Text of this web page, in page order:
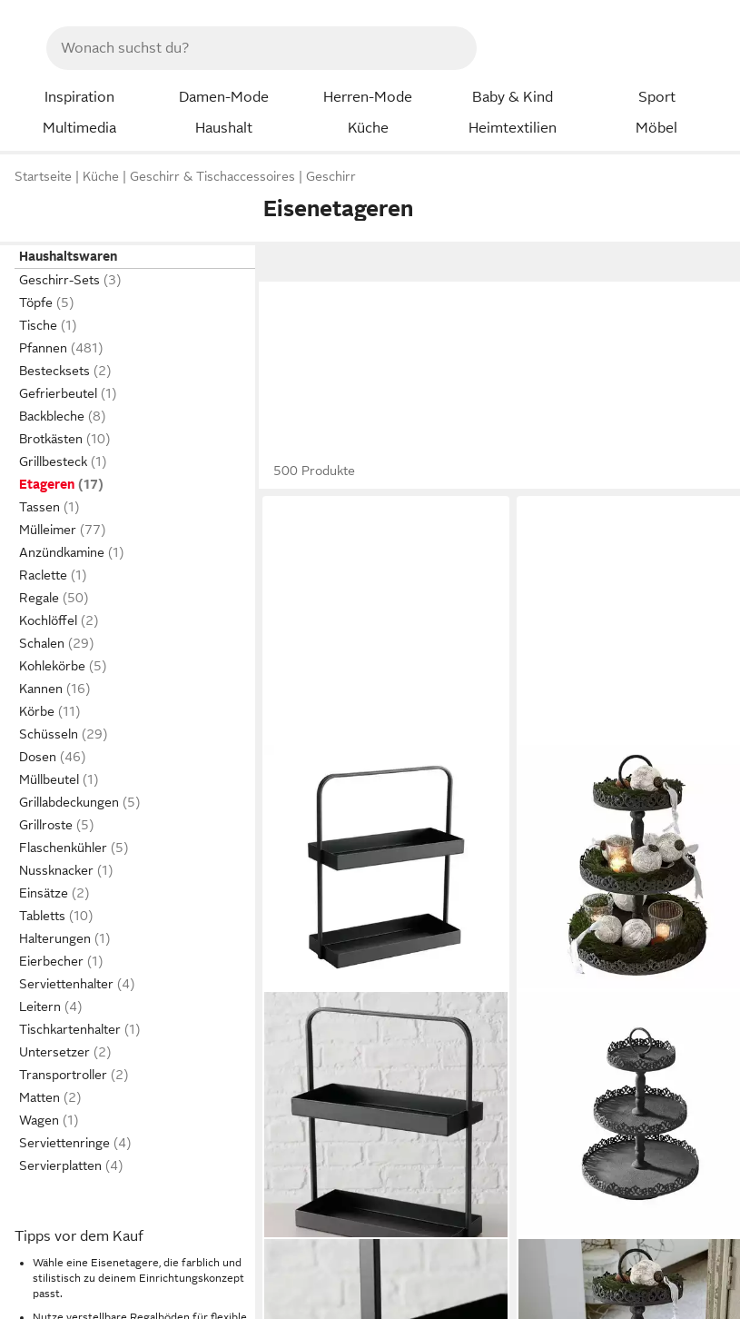
Inspiration Damen-Mode Herren-Mode Baby & Kind Sport
Multimedia
Haushalt Küche Heimtextilien Möbel
Startseite Küche Geschirr & Tischaccessoires Geschirr
Eisenetageren
Haushaltswaren
Geschirr-Sets
Töpfe
Tische
Pfannen
Bestecksets
Gefrierbeutel
Backbleche
Brotkästen
Grillbesteck
Etageren
Tassen
Mülleimer
Anzündkamine
Raclette
Regale
Kochlöffel
Schalen
Kohlekörbe
Kannen
Körbe
Schüsseln
Dosen
Müllbeutel
Grillabdeckungen
Grillroste
Flaschenkühler
Nussknacker
Einsätze
Tabletts
Halterungen
Eierbecher
Serviettenhalter
Leitern
Tischkartenhalter
Untersetzer
Transportroller
Matten
Wagen
Serviettenringe
Servierplatten
Tipps vor dem Kauf
Wähle eine Eisenetagere, die farblich und
stilistisch zu deinem Einrichtungskonzept
passt.
500 Produkte
BOLTZE GRUPPE GMBH
Etagere JAGO, H 38,5 cm, Schwarz,
pulverbeschichtet
MIRABEAU
Etagere Etagere Garnette antikgrau
UVP69,95 €